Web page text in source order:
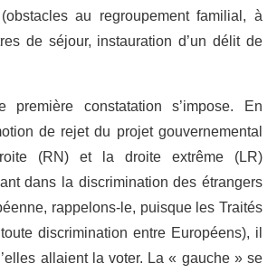
au regroupement familial, à
de séjour, instauration d’un délit de
constatation s’impose. En
de rejet du projet gouvernemental
(RN) et la droite extrême (LR)
dans la discrimination des étrangers
rappelons-le, puisque les Traités
discrimination entre Européens), il
allaient la voter. La « gauche » se